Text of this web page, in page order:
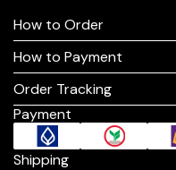
How to Order
How to Payment
Order Tracking
Payment
Shipping